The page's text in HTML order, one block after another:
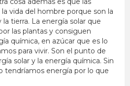
vida del hombre porque son la
tierra. La energía solar que
las plantas y consiguen
química, en azúcar que es lo
para vivir. Son el punto de
solar y la energía química. Sin
tendríamos energía por lo que